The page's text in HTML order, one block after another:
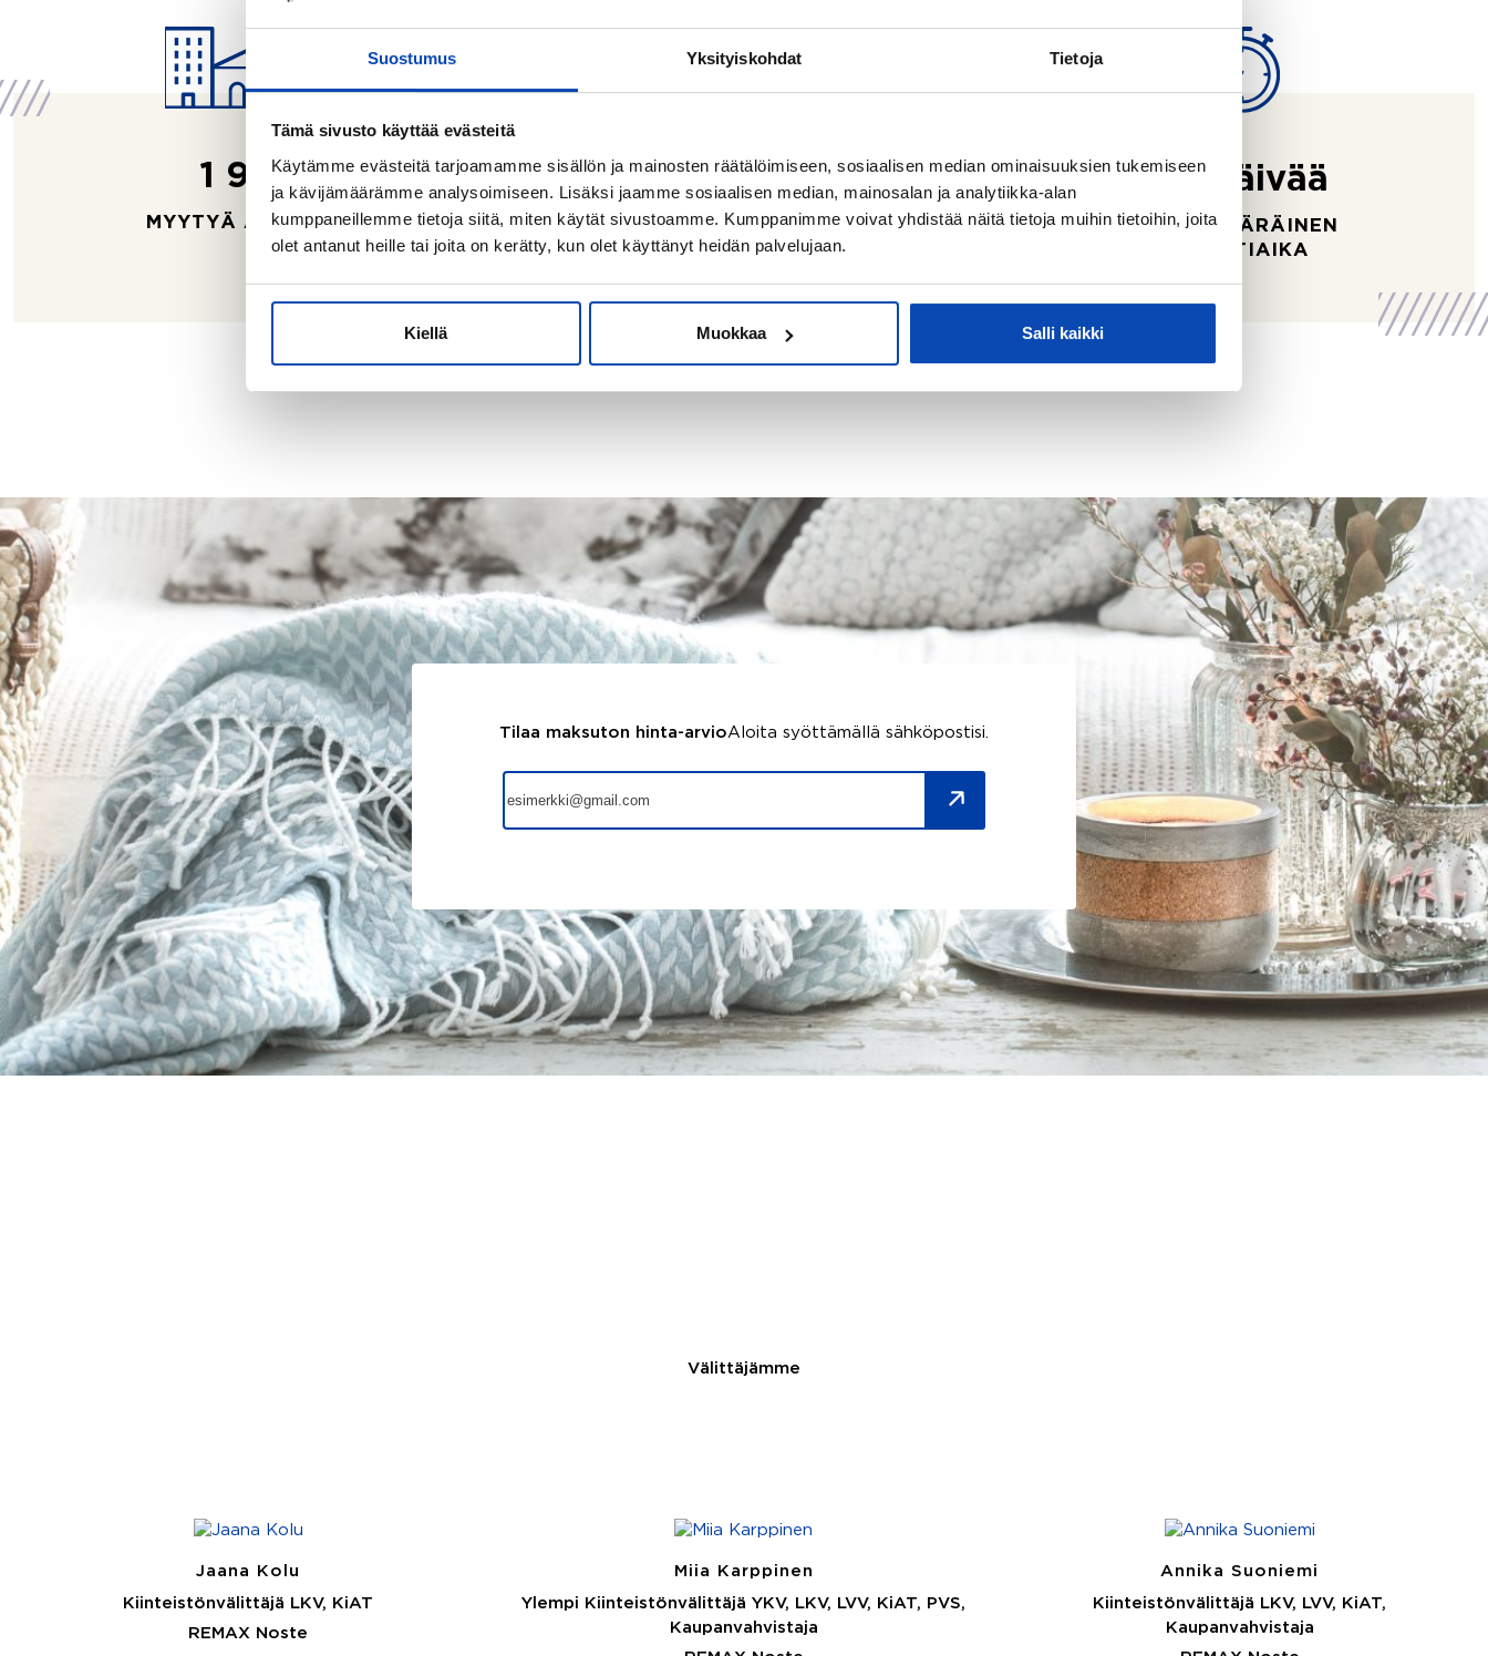
Suostumus Yksityiskohdat Tietoja
Tämä sivusto käyttää evästeitä
Käytämme evästeitä tarjoamamme sisällön ja mainosten räätälöimiseen, sosiaalisen median ominaisuuksien tukemiseen
ja kävijämäärämme analysoimiseen. Lisäksi jaamme sosiaalisen median, mainosalan ja analytiikka-alan
kumppaneillemme tietoja siitä, miten käytät sivustoamme. Kumppanimme voivat yhdistää näitä tietoja muihin tietoihin, joita
olet antanut heille tai joita on kerätty, kun olet käyttänyt heidän palvelujaan.
Kiellä Muokkaa Salli kaikki
1 933
MYYTYÄ ASUNTOA
1 847 €
KESKIMÄÄRÄINEN
NELIÖHINTA
94 päivää
KESKIMÄÄRÄINEN
MYYNTIAIKA
Tilaa maksuton hinta-arvioAloita syöttämällä sähköpostisi.
Välittäjämme
Jaana Kolu
Kiinteistönvälittäjä LKV, KiAT
REMAX Noste
Miia Karppinen
Ylempi Kiinteistönvälittäjä YKV, LKV, LVV, KiAT, PVS,
Kaupanvahvistaja
Annika Suoniemi
Kiinteistönvälittäjä LKV, LVV, KiAT,
Kaupanvahvistaja